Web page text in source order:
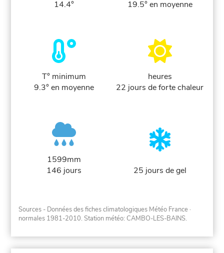
14.4° 19.5° en moyenne
T° minimum
9.3° en moyenne
heures
22 jours de forte chaleur
1599mm
146 jours
25 jours de gel
Sources - Données des fiches climatologiques Météo France ·
normales 1981-2010. Station météo: CAMBO-LES-BAINS.